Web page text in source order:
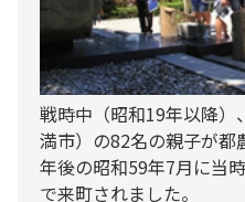
戦時中（昭和19年以降）
満市）の82名の親子が都
年後の昭和59年7月に当
で来町されました。